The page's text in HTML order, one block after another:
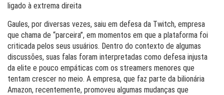
ligado à extrema direita
Gaules, por diversas vezes, saiu em defesa da Twitch, empresa
que chama de “parceira”, em momentos em que a plataforma foi
criticada pelos seus usuários. Dentro do contexto de algumas
discussões, suas falas foram interpretadas como defesa injusta
da elite e pouco empáticas com os streamers menores que
tentam crescer no meio. A empresa, que faz parte da bilionária
Amazon, recentemente, promoveu algumas mudanças que